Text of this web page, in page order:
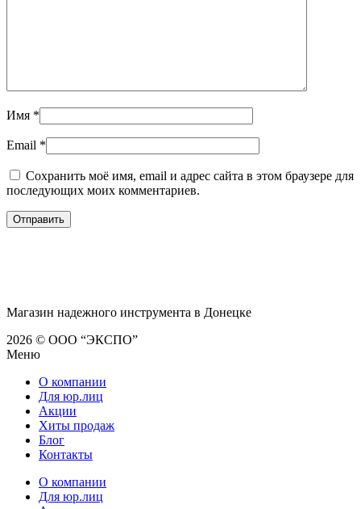
Имя *
Email *
Сохранить моё имя, email и адрес сайта в этом браузере для
последующих моих комментариев.
Магазин надежного инструмента в Донецке
2026 © ООО “ЭКСПО”
Меню
О компании
Для юр.лиц
Акции
Хиты продаж
Блог
Контакты
О компании
Для юр.лиц